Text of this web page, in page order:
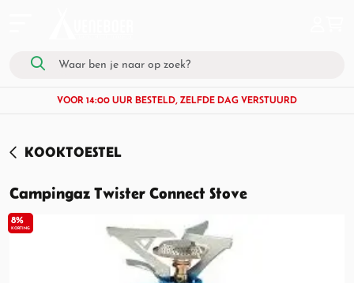
VOOR 14:00 UUR BESTELD, ZELFDE DAG VERSTUURD
KOOKTOESTEL
8%
KORTING
Campingaz Twister Connect Stove